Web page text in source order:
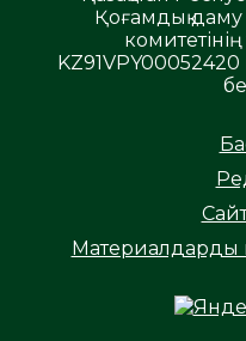
Қоғамдық даму
KZ91VPY00052420
Материалдарды